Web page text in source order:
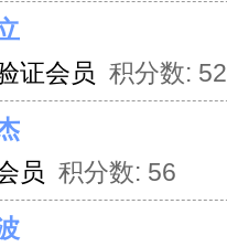
证会员 积分数: 52
员 积分数: 56